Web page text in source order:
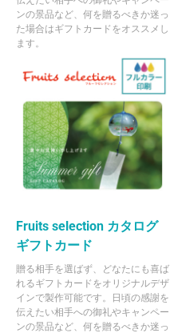
ンの景品など、何を贈るべきか迷っ
た場合はギフトカードをオススメし
ます。
Fruits selection カタログ
ギフトカード
贈る相手を選ばず、どなたにも喜ば
れるギフトカードをオリジナルデザ
インで製作可能です。日頃の感謝を
伝えたい相手への御礼やキャンペー
ンの景品など、何を贈るべきか迷っ